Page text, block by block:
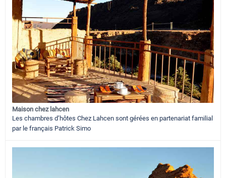
Maison chez lahcen
Les chambres d’hôtes Chez Lahcen sont gérées en partenariat familial
par le français Patrick Simo